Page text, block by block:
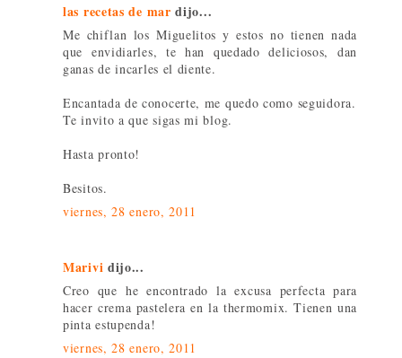
las recetas de mar dijo...
Me chiflan los Miguelitos y estos no tienen nada
que envidiarles, te han quedado deliciosos, dan
ganas de incarles el diente.
Encantada de conocerte, me quedo como seguidora.
Te invito a que sigas mi blog.
Hasta pronto!
Besitos.
viernes, 28 enero, 2011
Marivi dijo...
Creo que he encontrado la excusa perfecta para
hacer crema pastelera en la thermomix. Tienen una
pinta estupenda!
viernes, 28 enero, 2011